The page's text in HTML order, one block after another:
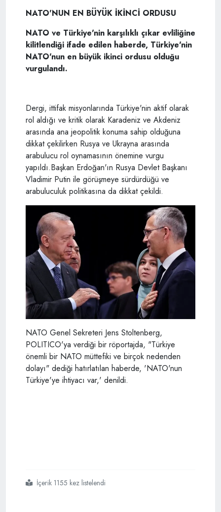
NATO'NUN EN BÜYÜK İKİNCİ ORDUSU
NATO ve Türkiye'nin karşılıklı çıkar evliliğine
kilitlendiği ifade edilen haberde, Türkiye'nin
NATO'nun en büyük ikinci ordusu olduğu
vurgulandı.
Dergi, ittifak misyonlarında Türkiye'nin aktif olarak
rol aldığı ve kritik olarak Karadeniz ve Akdeniz
arasında ana jeopolitik konuma sahip olduğuna
dikkat çekilirken Rusya ve Ukrayna arasında
arabulucu rol oynamasının önemine vurgu
yapıldı.Başkan Erdoğan'ın Rusya Devlet Başkanı
Vladimir Putin ile görüşmeye sürdürdüğü ve
arabuluculuk politikasına da dikkat çekildi.
NATO Genel Sekreteri Jens Stoltenberg,
POLITICO'ya verdiği bir röportajda, "Türkiye
önemli bir NATO müttefiki ve birçok nedenden
dolayı" dediği hatırlatılan haberde, 'NATO'nun
Türkiye'ye ihtiyacı var,' denildi.
#nato
#türkiyeye
#muhtaçİçerik 1155 kez listelendi